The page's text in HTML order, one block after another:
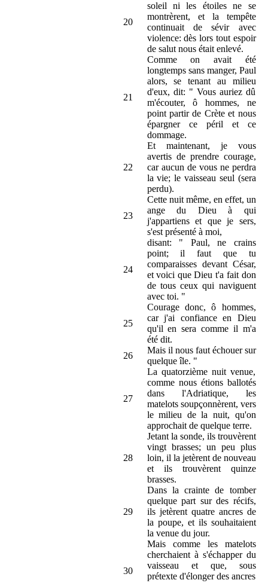
20
soleil ni les étoiles ne se
montrèrent, et la tempête
continuait de sévir avec
violence: dès lors tout espoir
de salut nous était enlevé.
21
Comme on avait été
longtemps sans manger, Paul
alors, se tenant au milieu
d'eux, dit: " Vous auriez dû
m'écouter, ô hommes, ne
point partir de Crète et nous
épargner ce péril et ce
dommage.
22
Et maintenant, je vous
avertis de prendre courage,
car aucun de vous ne perdra
la vie; le vaisseau seul (sera
perdu).
23
Cette nuit même, en effet, un
ange du Dieu à qui
j'appartiens et que je sers,
s'est présenté à moi,
24
disant: " Paul, ne crains
point; il faut que tu
comparaisses devant César,
et voici que Dieu t'a fait don
de tous ceux qui naviguent
avec toi. "
25
Courage donc, ô hommes,
car j'ai confiance en Dieu
qu'il en sera comme il m'a
été dit.
26
Mais il nous faut échouer sur
quelque île. "
27
La quatorzième nuit venue,
comme nous étions ballotés
dans l'Adriatique, les
matelots soupçonnèrent, vers
le milieu de la nuit, qu'on
approchait de quelque terre.
28
Jetant la sonde, ils trouvèrent
vingt brasses; un peu plus
loin, il la jetèrent de nouveau
et ils trouvèrent quinze
brasses.
29
Dans la crainte de tomber
quelque part sur des récifs,
ils jetèrent quatre ancres de
la poupe, et ils souhaitaient
la venue du jour.
30
Mais comme les matelots
cherchaient à s'échapper du
vaisseau et que, sous
prétexte d'élonger des ancres